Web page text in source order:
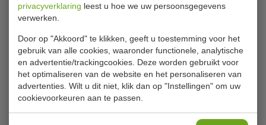
privacyverklaring leest u hoe we uw persoonsgegevens
verwerken.
Door op "Akkoord" te klikken, geeft u toestemming voor het
gebruik van alle cookies, waaronder functionele, analytische
en advertentie/trackingcookies. Deze worden gebruikt voor
het optimaliseren van de website en het personaliseren van
advertenties. Wilt u dit niet, klik dan op "Instellingen" om uw
cookievoorkeuren aan te passen.
Hoog gepolijst
Niet geschikt voor de vaatwasmachine
Kleur gecodeerd
12 porties per liter
Lees meer
Specificaties
Model
GD 615
Maat
12 = 12 porties per liter
Inhoud
88 ml